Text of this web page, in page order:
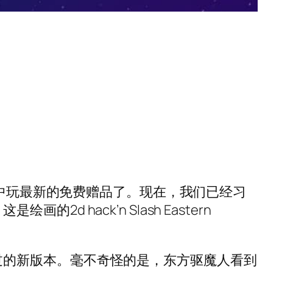
最新的免费赠品了。现在，我们已经习
是绘画的2d hack’n Slash Eastern
新版本。毫不奇怪的是，东方驱魔人看到